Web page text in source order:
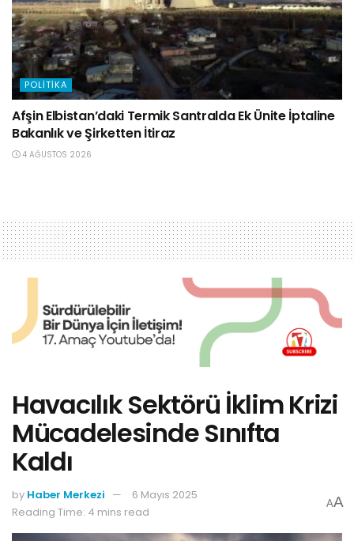
POLITIKA
Afşin Elbistan’daki Termik Santralda Ek Ünite İptaline
Bakanlık ve Şirketten İtiraz
4 AĞUSTOS 2026
Havacılık Sektörü İklim Krizi
Mücadelesinde Sınıfta
Kaldı
by Haber Merkezi
6 Mayıs 2025
Reading Time: 4 mins read
AA